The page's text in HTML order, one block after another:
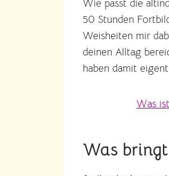
Wie passt die
50 Stunden
Weisheiten mir
deinen Alltag
haben damit
Was
Was